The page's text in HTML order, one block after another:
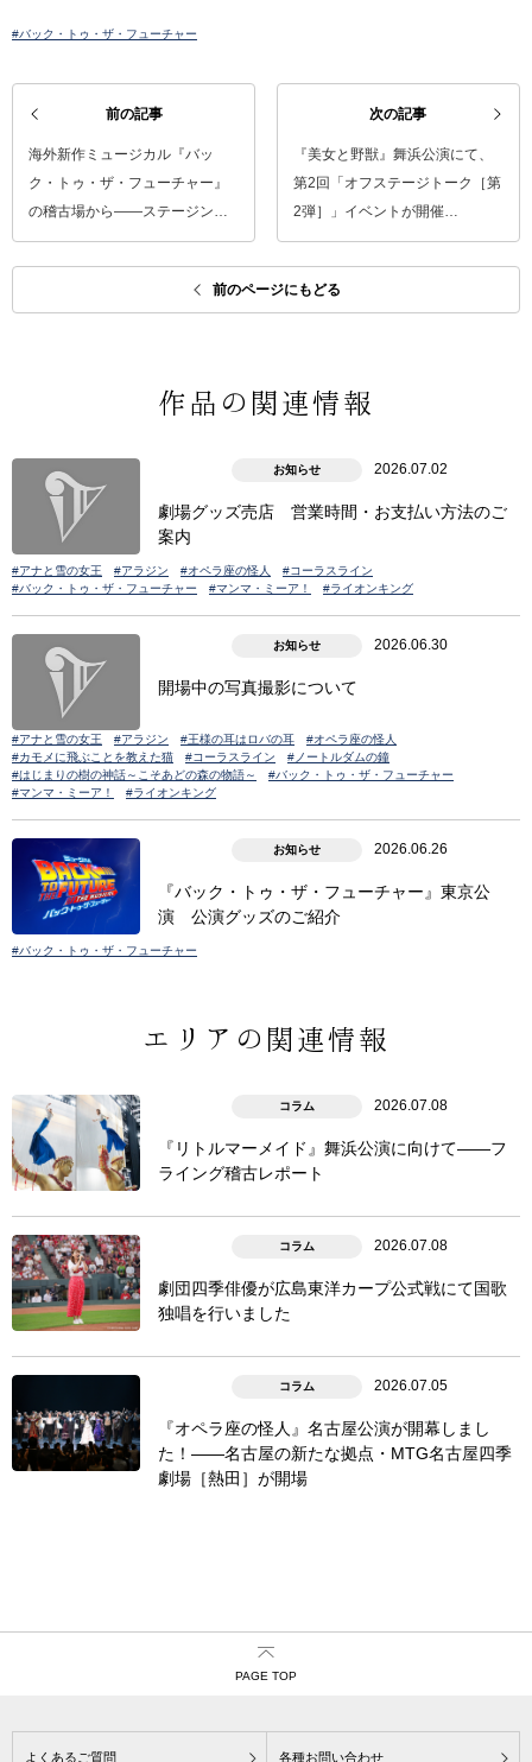
#バック・トゥ・ザ・フューチャー
前の記事
海外新作ミュージカル『バッ
ク・トゥ・ザ・フューチャー』
の稽古場から――ステージン…
次の記事
『美女と野獣』舞浜公演にて、
第2回「オフステージトーク［第
2弾］」イベントが開催…
前のページにもどる
作品の関連情報
お知らせ 2026.07.02
劇場グッズ売店 営業時間・お支払い方法のご
案内
#アナと雪の女王 #アラジン #オペラ座の怪人
#コーラスライン
#バック・トゥ・ザ・フューチャー
#マンマ・ミーア！ #ライオンキング
お知らせ 2026.06.30
開場中の写真撮影について
#アナと雪の女王 #アラジン #王様の耳はロバの耳
#オペラ座の怪人
#カモメに飛ぶことを教えた猫
#コーラスライン
#ノートルダムの鐘
#はじまりの樹の神話～こそあどの森の物語～
#バック・トゥ・ザ・フューチャー
#マンマ・ミーア！
#ライオンキング
お知らせ 2026.06.26
『バック・トゥ・ザ・フューチャー』東京公
演 公演グッズのご紹介
#バック・トゥ・ザ・フューチャー
エリアの関連情報
コラム 2026.07.08
『リトルマーメイド』舞浜公演に向けて――フ
ライング稽古レポート
コラム 2026.07.08
劇団四季俳優が広島東洋カープ公式戦にて国歌
独唱を行いました
コラム 2026.07.05
『オペラ座の怪人』名古屋公演が開幕しまし
た！――名古屋の新たな拠点・MTG名古屋四季
劇場［熱田］が開場
PAGE TOP
よくあるご質問 各種お問い合わせ